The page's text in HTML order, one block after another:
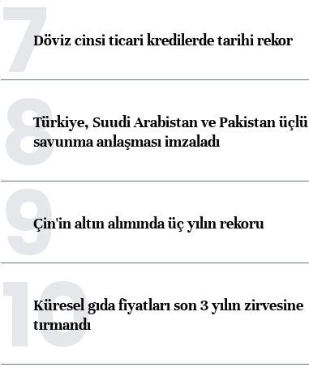
7Döviz cinsi ticari kredilerde tarihi rekor
8Türkiye, Suudi Arabistan ve Pakistan üçlü
savunma anlaşması imzaladı
9Çin'in altın alımında üç yılın rekoru
10
Küresel gıda fiyatları son 3 yılın zirvesine
tırmandı